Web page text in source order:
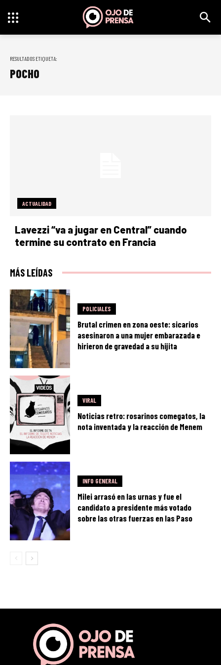
RESULTADOS ETIQUETA:
POCHO
ACTUALIDAD
Lavezzi “va a jugar en Central” cuando
termine su contrato en Francia
MÁS LEÍDAS
POLICIALES
Brutal crimen en zona oeste: sicarios
asesinaron a una mujer embarazada e
hirieron de gravedad a su hijita
VIRAL
Noticias retro: rosarinos comegatos, la
nota inventada y la reacción de Menem
INFO GENERAL
Milei arrasó en las urnas y fue el
candidato a presidente más votado
sobre las otras fuerzas en las Paso